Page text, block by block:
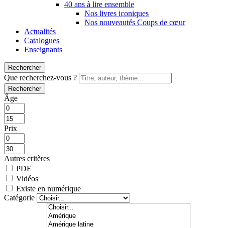
40 ans à lire ensemble
Nos livres iconiques
Nos nouveautés Coups de cœur
Actualités
Catalogues
Enseignants
Rechercher
Que recherchez-vous ?
Rechercher
Âge
Prix
Autres critères
PDF
Vidéos
Existe en numérique
Catégorie